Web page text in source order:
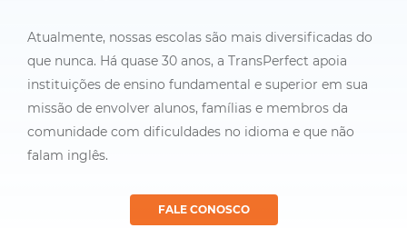
Atualmente, nossas escolas são mais diversificadas do
que nunca. Há quase 30 anos, a TransPerfect apoia
instituições de ensino fundamental e superior em sua
missão de envolver alunos, famílias e membros da
comunidade com dificuldades no idioma e que não
falam inglês.
FALE CONOSCO